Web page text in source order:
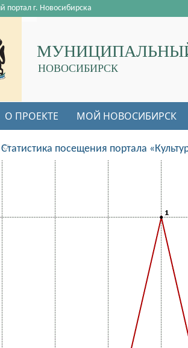
НОВОСИБИРСК
портал г. Новосибирска
О ПРОЕКТЕ МОЙ НОВОСИБИРСК
Статистика посещения портала